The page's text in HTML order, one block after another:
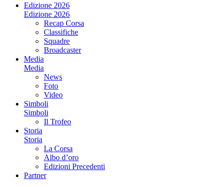
Edizione 2026
Edizione 2026
Recap Corsa
Classifiche
Squadre
Broadcaster
Media
Media
News
Foto
Video
Simboli
Simboli
Il Trofeo
Storia
Storia
La Corsa
Albo d’oro
Edizioni Precedenti
Partner